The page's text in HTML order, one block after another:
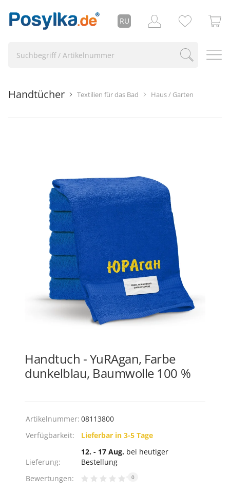
RU
Haus / Garten
Textilien für das Bad
Handtücher
Handtuch - YuRAgan, Farbe
dunkelblau, Baumwolle 100 %
Artikelnummer: 08113800
Verfügbarkeit:
Lieferbar in 3-5 Tage
Lieferung:
12. - 17 Aug. bei heutiger
Bestellung
Bewertungen:
0